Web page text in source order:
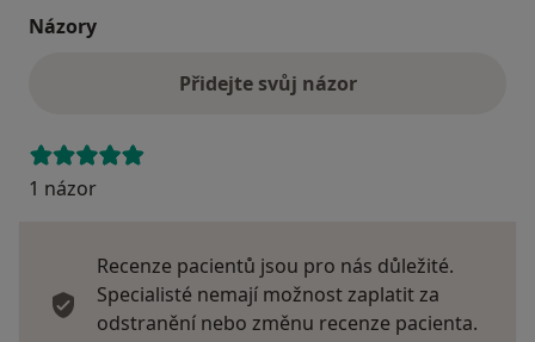
Názory
Přidejte svůj názor
1 názor
Recenze pacientů jsou pro nás důležité.
Specialisté nemají možnost zaplatit za
odstranění nebo změnu recenze pacienta.